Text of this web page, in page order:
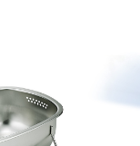
ウオッチ／ア